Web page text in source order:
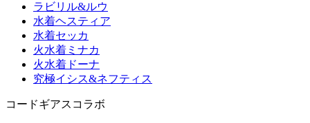
ラビリル&ルウ
水着ヘスティア
水着セッカ
火水着ミナカ
火水着ドーナ
究極イシス&ネフティス
コードギアスコラボ